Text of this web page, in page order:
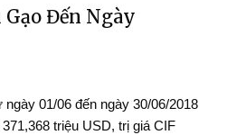
Gạo Đến Ngày
ngày 01/06 đến ngày 30/06/2018
triệu USD, trị giá CIF